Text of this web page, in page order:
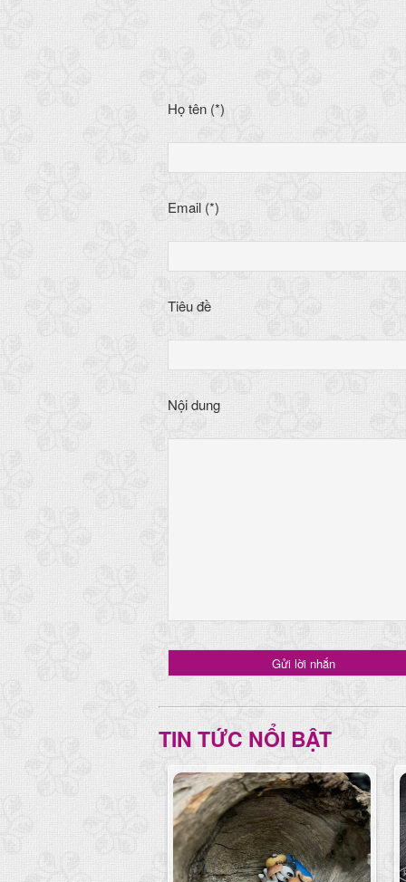
Họ tên (*)
Email (*)
Tiêu đề
Nội dung
TIN TỨC NỔI BẬT